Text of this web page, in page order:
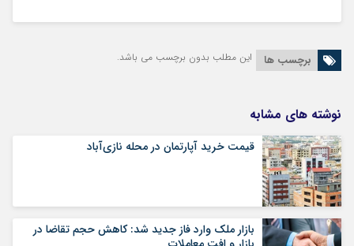
برچسب ها این مطلب بدون برچسب می باشد.
نوشته های مشابه
قیمت خرید آپارتمان در محله نازی‌آباد
بازار ملک وارد فاز جدید شد: کاهش حجم تقاضا در